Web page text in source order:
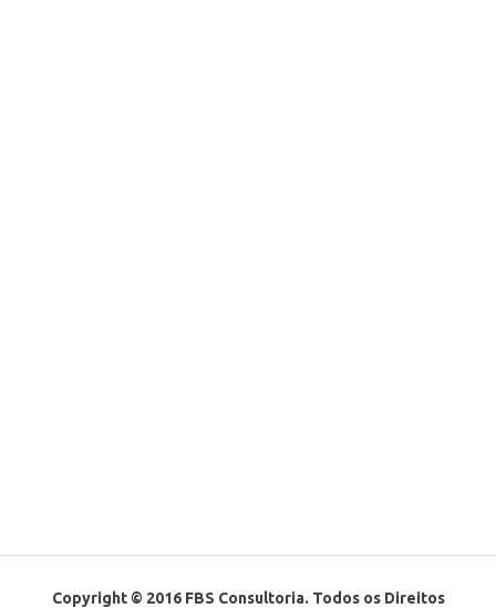
Copyright © 2016 FBS Consultoria. Todos os Direitos